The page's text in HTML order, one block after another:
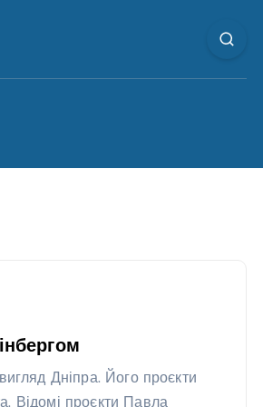
Дніпра. Його проєкти
Відомі проєкти Павла